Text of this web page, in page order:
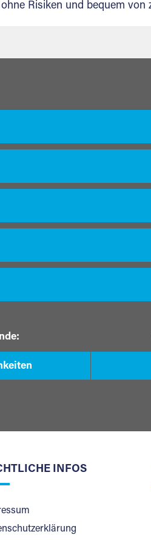
Risiken und bequem von
INFOS